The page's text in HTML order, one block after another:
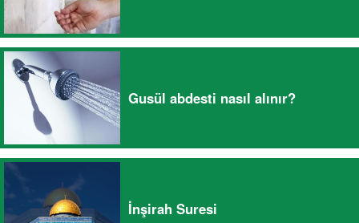
Gusül abdesti nasıl alınır?
İnşirah Suresi